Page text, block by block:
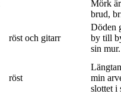
Mörk
brud,
röst och gitarr
Döden
by till
sin
röst
min
slottet i